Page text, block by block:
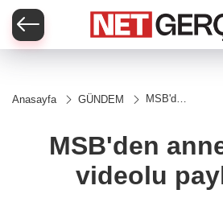
Anasayfa GÜNDEM
MSB'den
paylaşım
MSB'den
videolu